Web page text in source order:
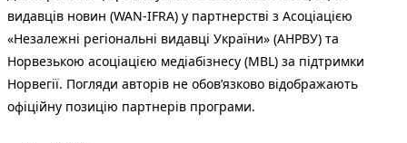
видавців новин (WAN-IFRA) у партнерстві з Асоціацією
«Незалежні регіональні видавці України» (АНРВУ) та
Норвезькою асоціацією медіабізнесу (MBL) за підтримки
Норвегії. Погляди авторів не обов’язково відображають
офіційну позицію партнерів програми.